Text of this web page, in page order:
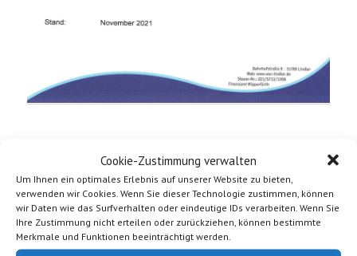
Cookie-Zustimmung verwalten
Um Ihnen ein optimales Erlebnis auf unserer Website zu bieten,
verwenden wir Cookies. Wenn Sie dieser Technologie zustimmen, können
wir Daten wie das Surfverhalten oder eindeutige IDs verarbeiten. Wenn Sie
Ihre Zustimmung nicht erteilen oder zurückziehen, können bestimmte
Merkmale und Funktionen beeinträchtigt werden.